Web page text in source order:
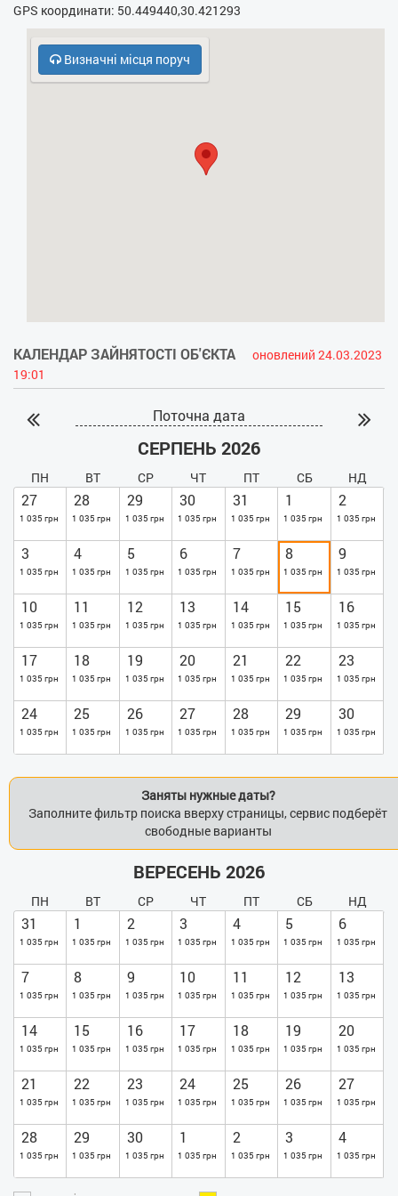
- Електрочайник
- Кухонна плита
- НВЧ
GPS координати: 50.449440,30.421293
Визначні місця поруч
КАЛЕНДАР ЗАЙНЯТОСТІ ОБ'ЄКТА
оновлений 24.03.2023
19:01
Поточна дата
СЕРПЕНЬ 2026
ПН ВТ СР ЧТ ПТ СБ НД
27
1 035 грн
28
1 035 грн
29
1 035 грн
30
1 035 грн
31
1 035 грн
1
1 035 грн
2
1 035 грн
3
1 035 грн
4
1 035 грн
5
1 035 грн
6
1 035 грн
7
1 035 грн
8
1 035 грн
9
1 035 грн
10
1 035 грн
11
1 035 грн
12
1 035 грн
13
1 035 грн
14
1 035 грн
15
1 035 грн
16
1 035 грн
17
1 035 грн
18
1 035 грн
19
1 035 грн
20
1 035 грн
21
1 035 грн
22
1 035 грн
23
1 035 грн
24
1 035 грн
25
1 035 грн
26
1 035 грн
27
1 035 грн
28
1 035 грн
29
1 035 грн
30
1 035 грн
Заняты нужные даты?
Заполните фильтр поиска вверху страницы, сервис подберёт
свободные варианты
ВЕРЕСЕНЬ 2026
ПН ВТ СР ЧТ ПТ СБ НД
31
1 035 грн
1
1 035 грн
2
1 035 грн
3
1 035 грн
4
1 035 грн
5
1 035 грн
6
1 035 грн
7
1 035 грн
8
1 035 грн
9
1 035 грн
10
1 035 грн
11
1 035 грн
12
1 035 грн
13
1 035 грн
14
1 035 грн
15
1 035 грн
16
1 035 грн
17
1 035 грн
18
1 035 грн
19
1 035 грн
20
1 035 грн
21
1 035 грн
22
1 035 грн
23
1 035 грн
24
1 035 грн
25
1 035 грн
26
1 035 грн
27
1 035 грн
28
1 035 грн
29
1 035 грн
30
1 035 грн
1
1 035 грн
2
1 035 грн
3
1 035 грн
4
1 035 грн